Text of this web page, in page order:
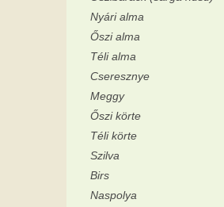
Nyári alma
Őszi alma
Téli alma
Cseresznye
Meggy
Őszi körte
Téli körte
Szilva
Birs
Naspolya